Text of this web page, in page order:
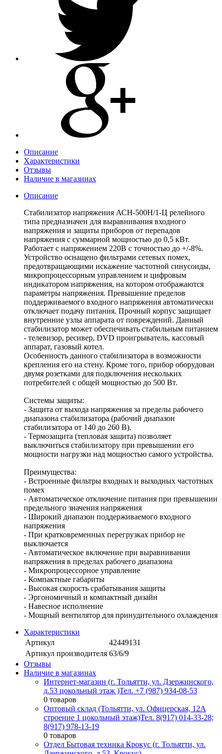
Описание
Характеристики
Отзывы
Наличие в магазинах
Описание
Стабилизатор напряжения АСН-500Н/1-Ц релейного
типа предназначен для выравнивания входного
напряжения и защиты приборов от перепадов
напряжения с суммарной мощностью до 0,5 кВт.
Работает с напряжением 220В с точностью до +/-8%.
Устройство оснащено фильтрами сетевых помех,
предотвращающими искажение частотной синусоиды,
микропроцессорным управлением и цифровым
индикатором напряжения, на котором отображаются
параметры напряжения. Превышение пределов
поддерживаемого входного напряжения автоматически
отключает подачу питания. Прочный корпус защищает
внутренние узлы аппарата от повреждений. Данный
стабилизатор может обеспечивать стабильным питанием
- телевизор, ресивер, DVD проигрыватель, кассовый
аппарат, газовый котел.
Особенность данного стабилизатора в возможности
крепления его на стену. Кроме того, прибор оборудован
двумя розетками для подключения нескольких
потребителей с общей мощностью до 500 Вт.
Системы защиты:
- Защита от выхода напряжения за пределы рабочего
диапазона стабилизатора (рабочий диапазон
стабилизатора от 140 до 260 В).
- Термозащита (тепловая защита) позволяет
выключиться стабилизатору при превышении его
мощности нагрузки над мощностью самого устройства.
Преимущества:
- Встроенные фильтры входных и выходных частотных
помех
- Автоматическое отключение питания при превышении
предельного значения напряжения
- Широкий диапазон поддерживаемого входного
напряжения
- При кратковременных перегрузках прибор не
выключается
- Автоматическое включение при выравнивании
напряжения в пределах рабочего диапазона
- Микропроцессорное управление
- Компактные габариты
- Высокая скорость срабатывания защиты
- Эргономичный и компактный дизайн
- Навесное исполнение
- Мощный вентилятор для принудительного охлаждения
Характеристики
Артикул
42449131
Артикул производителя 63/6/9
Отзывы
Наличие в магазинах
Интернет-магазин (г. Тольятти, ул. Дзержинского,
д.53 цокольный этаж )Тел. +7 (987) 934-08-53
0 товаров
Оптовый склад (Тольятти, ул. Офицерская, 12А
строение 1 цокольный этаж)Тел. 8(917) 014-33-28;
8(917) 978-13-19
0 товаров
Отдел Бытовая техника Крокус (г. Тольятти, ул.